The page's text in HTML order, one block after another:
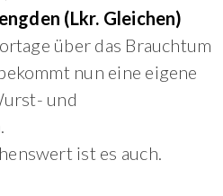
(Lkr. Gleichen)
über das Brauchtum
nun eine eigene
und
ist es auch.